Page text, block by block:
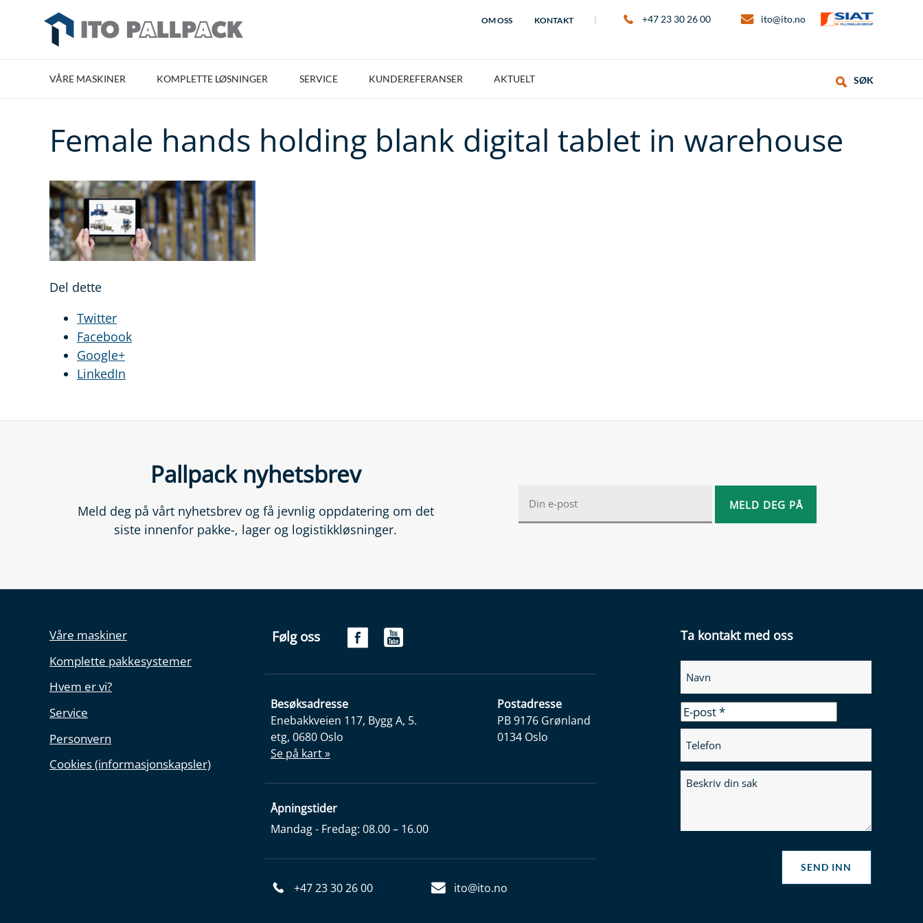
OM OSS KONTAKT +47 23 30 26 00 ito@ito.no
VÅRE MASKINER KOMPLETTE LØSNINGER SERVICE KUNDEREFERANSER AKTUELT SØK
Female hands holding blank digital tablet in warehouse
Del dette
Twitter
Facebook
Google+
LinkedIn
Pallpack nyhetsbrev
Meld deg på vårt nyhetsbrev og få jevnlig oppdatering om det
siste innenfor pakke-, lager og logistikkløsninger.
Våre maskiner
Komplette pakkesystemer
Hvem er vi?
Service
Personvern
Cookies (informasjonskapsler)
Følg oss
Besøksadresse
Enebakkveien 117, Bygg A, 5.
etg, 0680 Oslo
Se på kart »
Postadresse
PB 9176 Grønland
0134 Oslo
Åpningstider
Mandag - Fredag: 08.00 – 16.00
+47 23 30 26 00 ito@ito.no
Ta kontakt med oss
SEND INN